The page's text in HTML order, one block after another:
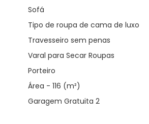
Sofá
Tipo de roupa de cama de luxo
Travesseiro sem penas
Varal para Secar Roupas
Porteiro
Área - 116 (m²)
Garagem Gratuita 2